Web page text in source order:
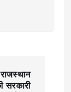
सरकारी